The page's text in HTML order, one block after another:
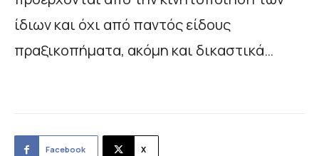
ίδιων και όχι από παντός είδους
πραξικοπήματα, ακόμη και δικαστικά…
Facebook X